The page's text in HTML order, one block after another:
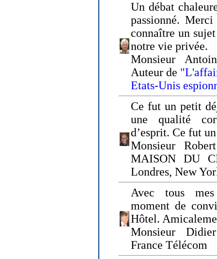
Un débat
passionné.
connaître un
notre vie privée.
Monsieur
Auteur de
Etats-Unis
Ce fut un petit
une qualité
d’esprit. Ce fut
Monsieur
MAISON DU
Londres, New
Avec tous
moment de
Hôtel.
Monsieur
France Télécom